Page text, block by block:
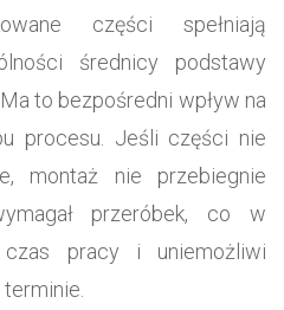
części spełniają
średnicy podstawy
to bezpośredni wpływ na
procesu. Jeśli części nie
montaż nie przebiegnie
przeróbek, co w
czas pracy i uniemożliwi